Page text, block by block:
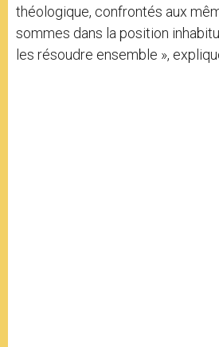
théologique, confrontés aux
sommes dans la position
les résoudre ensemble »,